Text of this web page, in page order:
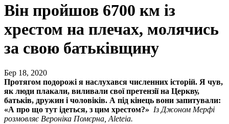
Він пройшов 6700 км із
хрестом на плечах, молячись
за свою батьківщину
Бер 18, 2020
Протягом подорожі я наслухався численних історій. Я чув,
як люди плакали, виливали свої претензії на Церкву,
батьків, дружин і чоловіків. А під кінець вони запитували:
«А про що тут ідеться, з цим хрестом?» Із Джоном Мерфі
розмовляє Вероніка Помєрна, Aleteia.